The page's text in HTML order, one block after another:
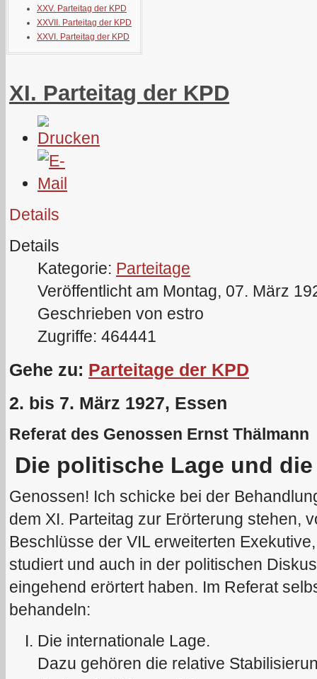
XXV. Parteitag der KPD
XXVII. Parteitag der KPD
XXVI. Parteitag der KPD
XI. Parteitag der KPD
Details
Details
Kategorie: Parteitage
Veröffentlicht am Montag, 07. März
Geschrieben von estro
Zugriffe: 464441
Gehe zu: Parteitage der KPD
2. bis 7. März 1927, Essen
Referat des Genossen Ernst Thälmann
Die politische Lage und
Genossen! Ich schicke bei der
dem XI. Parteitag zur Erörterung stehen,
Beschlüsse der VIL erweiterten
studiert und auch in der politischen
eingehend erörtert haben. Im Referat
behandeln:
Die internationale Lage.
Dazu gehören die relative